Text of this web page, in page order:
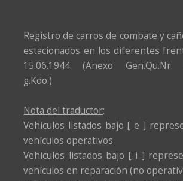
Registro de carros de combate y
estacionados en los diferentes
15.06.1944 (Anexo Gen.Qu.Nr.
g.Kdo.)
Nota del traductor:
Vehículos listados bajo [ e ]
vehículos operativos
Vehículos listados bajo [ i ]
vehículos en reparación (no